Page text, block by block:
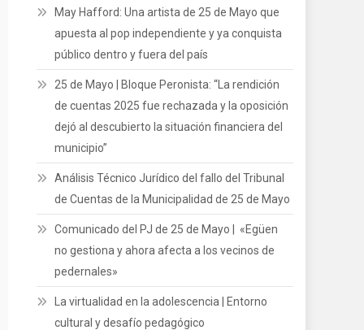
May Hafford: Una artista de 25 de Mayo que
apuesta al pop independiente y ya conquista
público dentro y fuera del país
25 de Mayo | Bloque Peronista: “La rendición
de cuentas 2025 fue rechazada y la oposición
dejó al descubierto la situación financiera del
municipio”
Análisis Técnico Jurídico del fallo del Tribunal
de Cuentas de la Municipalidad de 25 de Mayo
Comunicado del PJ de 25 de Mayo | «Egüen
no gestiona y ahora afecta a los vecinos de
pedernales»
La virtualidad en la adolescencia | Entorno
cultural y desafío pedagógico